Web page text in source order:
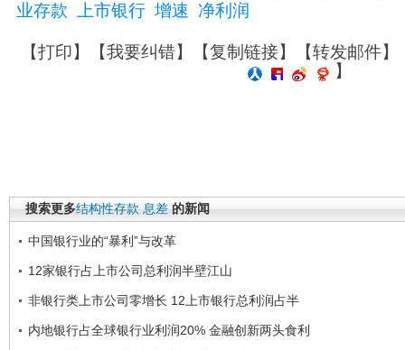
业存款
上市银行 增速 净利润
【打印】【我要纠错】【复制链接】【转发邮件】
】
搜索更多结构性存款 息差 的新闻
中国银行业的“暴利”与改革
12家银行占上市公司总利润半壁江山
非银行类上市公司零增长 12上市银行总利润占半
内地银行占全球银行业利润20% 金融创新两头食利